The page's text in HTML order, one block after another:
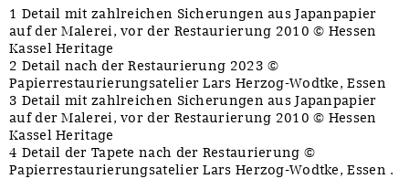
1 Detail mit zahlreichen Sicherungen aus Japanpapier
auf der Malerei, vor der Restaurierung 2010 © Hessen
Kassel Heritage
2 Detail nach der Restaurierung 2023 ©
Papierrestaurierungsatelier Lars Herzog-Wodtke, Essen
3 Detail mit zahlreichen Sicherungen aus Japanpapier
auf der Malerei, vor der Restaurierung 2010 © Hessen
Kassel Heritage
4 Detail der Tapete nach der Restaurierung ©
Papierrestaurierungsatelier Lars Herzog-Wodtke, Essen .